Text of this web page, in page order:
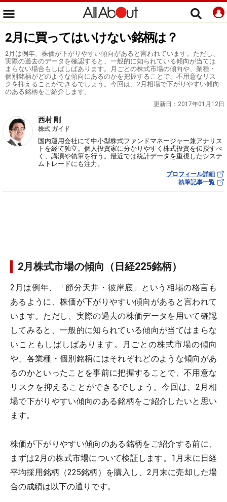
2月に買ってはいけない銘柄は？
2月は例年、株価が下がりやすい傾向があると言われています。ただし、
実際の過去のデータを確認すると、一般的に知られている傾向が当ては
まらない場合もしばしばあります。月ごとの株式市場の傾向や、業種・
個別銘柄がどのような傾向にあるのかを把握することで、不用意なリス
クを抑えることができるでしょう。今回は、2月相場で下がりやすい傾向
のある銘柄をご紹介します。
更新日： 2017年01月12日
西村 剛
株式 ガイド
国内運用会社にて中小型株式ファンドマネージャー兼アナリス
トを経て独立。個人投資家に分かりやすく株式投資を伝授すべ
く、講演や執筆を行う。最近では統計データを重視したシステ
ムトレードにも注力。
プロフィール詳細
執筆記事一覧
2月株式市場の傾向（日経225銘柄）
2月は例年、「節分天井・彼岸底」という相場の格言も
あるように、株価が下がりやすい傾向があると言われて
います。ただし、実際の過去の株価データを用いて確認
してみると、一般的に知られている傾向が当てはまらな
いこともしばしばあります。月ごとの株式市場の傾向
や、各業種・個別銘柄にはそれぞれどのような傾向があ
るのかといったことを事前に把握することで、不用意な
リスクを抑えることができるでしょう。今回は、2月相
場で下がりやすい傾向のある銘柄をご紹介したいと思い
ます。
株価が下がりやすい傾向のある銘柄をご紹介する前に、
まずは2月の株式市場について検証します。1月末に日経
平均採用銘柄（225銘柄）を購入し、2月末に売却した場
合の成績は以下の通りです。